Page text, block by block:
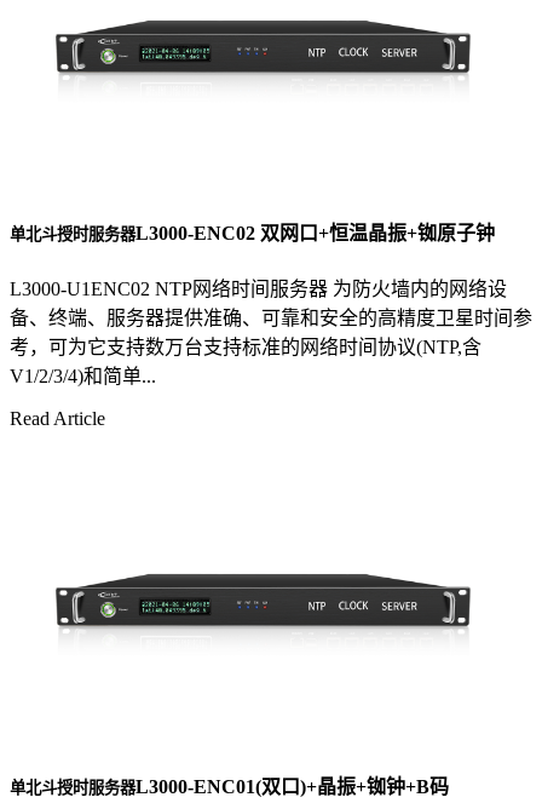
单北斗授时服务器L3000-ENC02 双网口+恒温晶振+铷原子钟
L3000-U1ENC02 NTP网络时间服务器 为防火墙内的网络设
备、终端、服务器提供准确、可靠和安全的高精度卫星时间参
考，可为它支持数万台支持标准的网络时间协议(NTP,含
V1/2/3/4)和简单...
Read Article
单北斗授时服务器L3000-ENC01(双口)+晶振+铷钟+B码